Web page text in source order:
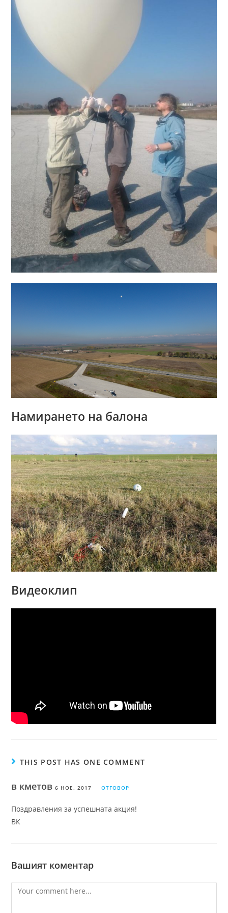
Намирането на балона
Видеоклип
THIS POST HAS ONE COMMENT
в кметов6 НОЕ. 2017 ОТГОВОР
Поздравления за успешната акция!
ВК
Вашият коментар
Comment